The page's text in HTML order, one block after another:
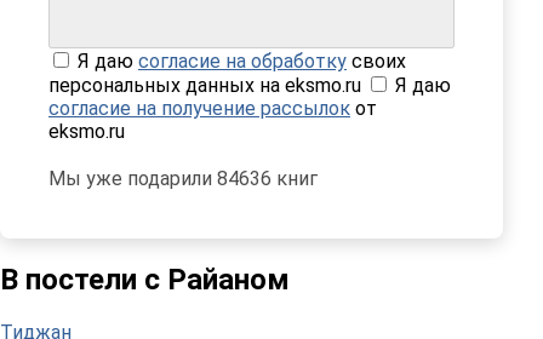
Я даю согласие на обработку своих
персональных данных на eksmo.ru
Я даю
согласие на получение рассылок от
eksmo.ru
Мы уже подарили 84636 книг
В постели с Райаном
Тиджан